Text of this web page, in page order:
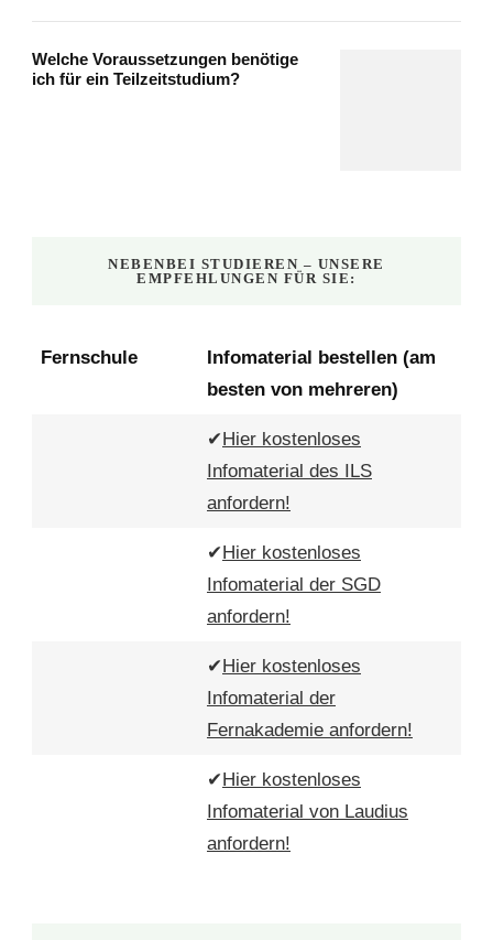
Welche Voraussetzungen benötige
ich für ein Teilzeitstudium?
NEBENBEI STUDIEREN – UNSERE
EMPFEHLUNGEN FÜR SIE:
Fernschule
Infomaterial bestellen (am
besten von mehreren)
✔Hier kostenloses
Infomaterial des ILS
anfordern!
✔Hier kostenloses
Infomaterial der SGD
anfordern!
✔Hier kostenloses
Infomaterial der
Fernakademie anfordern!
✔Hier kostenloses
Infomaterial von Laudius
anfordern!